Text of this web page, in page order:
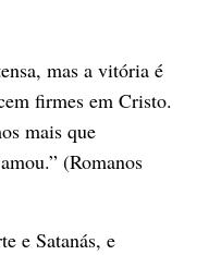
mas a vitória é
firmes em Cristo.
mais que
(Romanos
e Satanás, e